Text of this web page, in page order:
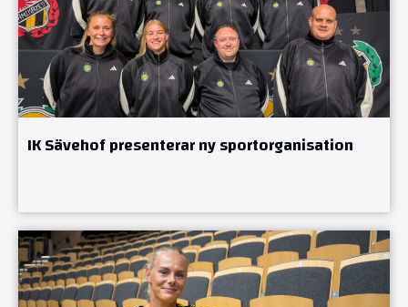
IK Sävehof presenterar ny sportorganisation